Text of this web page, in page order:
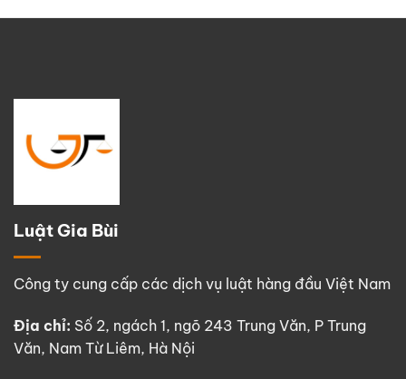
Luật Gia Bùi
Công ty cung cấp các dịch vụ luật hàng đầu Việt Nam
Địa chỉ: Số 2, ngách 1, ngõ 243 Trung Văn, P Trung
Văn, Nam Từ Liêm, Hà Nội